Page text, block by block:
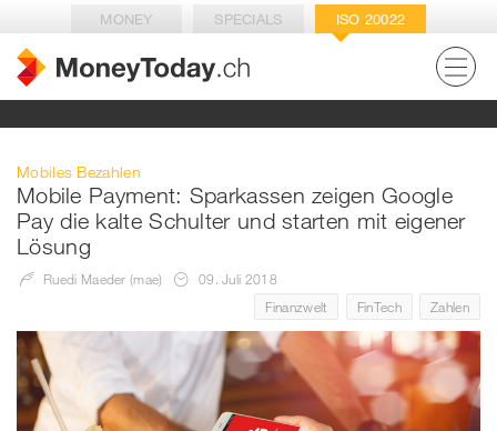
MONEY SPECIALS ISO 20022
Mobiles Bezahlen
Mobile Payment: Sparkassen zeigen Google
Pay die kalte Schulter und starten mit eigener
Lösung
Ruedi Maeder (mae)
09. Juli 2018
Finanzwelt
FinTech Zahlen